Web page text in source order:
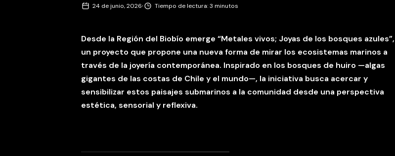
24 de junio, 2026· Tiempo de lectura: 3 minutos
Desde la Región del Biobío emerge “Metales vivos; Joyas de los bosques azules”,
un proyecto que propone una nueva forma de mirar los ecosistemas marinos a
través de la joyería contemporánea. Inspirado en los bosques de huiro —algas
gigantes de las costas de Chile y el mundo—, la iniciativa busca acercar y
sensibilizar estos paisajes submarinos a la comunidad desde una perspectiva
estética, sensorial y reflexiva.